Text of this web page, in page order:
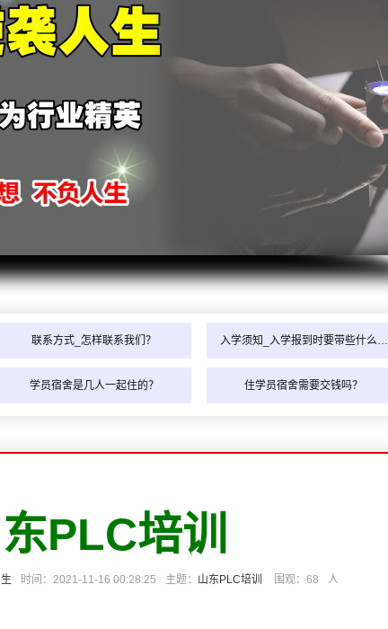
联系方式_怎样联系我们？ 入学须知_入学报到时要带些什么…
学员宿舍是几人一起住的？ 住学员宿舍需要交钱吗？
PLC培训
时间：2021-11-16 00:28:25 主题： 山东PLC培训 围观： 68 人